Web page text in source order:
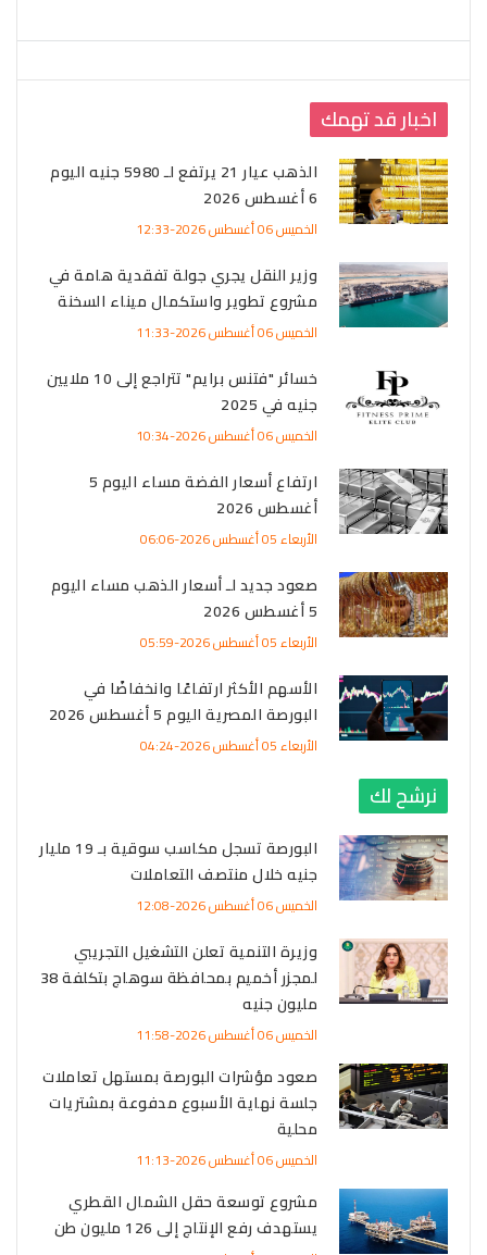
اخبار قد تهمك
الذهب عيار 21 يرتفع لـ 5980 جنيه اليوم
6 أغسطس 2026
الخميس 06 أغسطس 2026-12:33
وزير النقل يجري جولة تفقدية هامة في
مشروع تطوير واستكمال ميناء السخنة
الخميس 06 أغسطس 2026-11:33
خسائر "فتنس برايم" تتراجع إلى 10 ملايين
جنيه في 2025
الخميس 06 أغسطس 2026-10:34
ارتفاع أسعار الفضة مساء اليوم 5
أغسطس 2026
الأربعاء 05 أغسطس 2026-06:06
صعود جديد لـ أسعار الذهب مساء اليوم
5 أغسطس 2026
الأربعاء 05 أغسطس 2026-05:59
الأسهم الأكثر ارتفاعًا وانخفاضًا في
البورصة المصرية اليوم 5 أغسطس 2026
الأربعاء 05 أغسطس 2026-04:24
نرشح لك
البورصة تسجل مكاسب سوقية بـ 19 مليار
جنيه خلال منتصف التعاملات
الخميس 06 أغسطس 2026-12:08
وزيرة التنمية تعلن التشغيل التجريبي
لمجزر أخميم بمحافظة سوهاج بتكلفة 38
مليون جنيه
الخميس 06 أغسطس 2026-11:58
صعود مؤشرات البورصة بمستهل تعاملات
جلسة نهاية الأسبوع مدفوعة بمشتريات
محلية
الخميس 06 أغسطس 2026-11:13
مشروع توسعة حقل الشمال القطري
يستهدف رفع الإنتاج إلى 126 مليون طن